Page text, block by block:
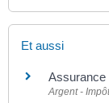
Et aussi
Assurance
Argent -